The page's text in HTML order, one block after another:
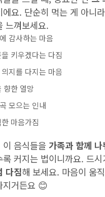
에요. 단순히 먹는 게 아니
느껴보세요.
감사하는 마음
키우겠다는 다짐
지를 다지는 마음
향한 열망
모으는 인내
마음가짐
음식들을가족과 함께
록 커지는 법이니까요. 드시
다짐해 보세요. 마음이 움
지거든요 😊